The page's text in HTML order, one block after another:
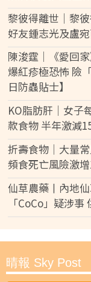
黎彼得離世｜黎
好友鍾志光及盧
陳浚霆｜《愛回
爆紅疹極恐怖 險
日防蟲貼士】
KO脂肪肝｜女子
款食物 半年激減
折壽食物｜大量
頻食死亡風險激
仙草農藥丨內地
「CoCo」疑涉
晴報 Sky Post